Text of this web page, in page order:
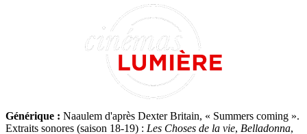
Générique : Naaulem d'après Dexter Britain, « Summers coming ».
Extraits sonores (saison 18-19) : Les Choses de la vie, Belladonna,